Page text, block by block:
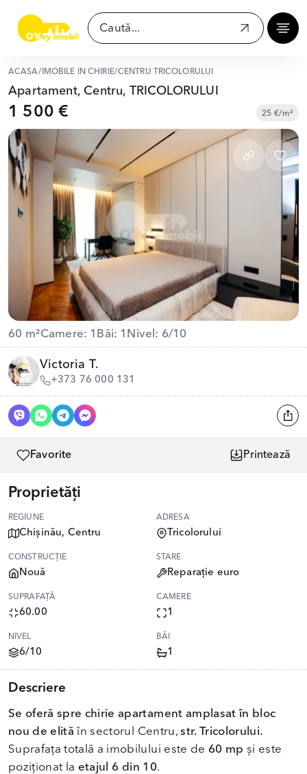
ACASĂ/ IMOBILE ÎN CHIRIE/CENTRU TRICOLORULUI
Apartament, Centru, TRICOLORULUI
1 500 € 25 €/m²
60 m²Camere: 1 Băi: 1 Nivel: 6/10
Victoria T.
+373 76 000 131
Favorite Printează
Proprietăți
REGIUNE
Chișinău, Centru
ADRESA
Tricolorului
CONSTRUCȚIE
Nouă
STARE
Reparație euro
SUPRAFAȚĂ
60.00
CAMERE
1
NIVEL
6/10
BĂI
1
Descriere
Se oferă spre chirie apartament amplasat în bloc
nou de elită în sectorul Centru,str. Tricolorului.
Suprafața totală a imobilului este de 60 mp și este
poziționat la etajul 6 din 10.